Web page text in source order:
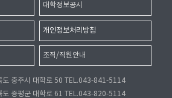
대학정보공시
개인정보처리방침
조직/직원안내
도 충주시 대학로 50 TEL.043-841-5114
도 증평군 대학로 61 TEL.043-820-5114